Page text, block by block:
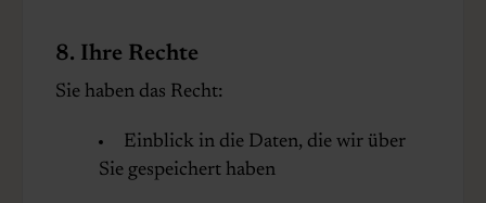
8. Ihre Rechte
Sie haben das Recht:
Einblick in die Daten, die wir über
Sie gespeichert haben